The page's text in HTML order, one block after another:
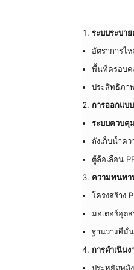
ระบบระบา
อัตราการไ
พื้นที่ครอบค
ประสิทธิภา
การออกแบ
ระบบควบคุ
ถังเก็บน้ำค
ตู้ล้อเลื่อน
ความทนทา
โครงสร้าง
มอเตอร์อุต
ฐานวางที่มั่
การดำเนิน
ประหยัดพลั